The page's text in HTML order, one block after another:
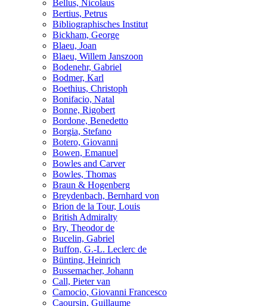
Bellus, Nicolaus
Bertius, Petrus
Bibliographisches Institut
Bickham, George
Blaeu, Joan
Blaeu, Willem Janszoon
Bodenehr, Gabriel
Bodmer, Karl
Boethius, Christoph
Bonifacio, Natal
Bonne, Rigobert
Bordone, Benedetto
Borgia, Stefano
Botero, Giovanni
Bowen, Emanuel
Bowles and Carver
Bowles, Thomas
Braun & Hogenberg
Breydenbach, Bernhard von
Brion de la Tour, Louis
British Admiralty
Bry, Theodor de
Bucelin, Gabriel
Buffon, G.-L. Leclerc de
Bünting, Heinrich
Bussemacher, Johann
Call, Pieter van
Camocio, Giovanni Francesco
Caoursin, Guillaume